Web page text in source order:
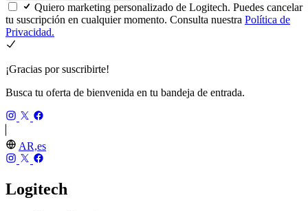
Quiero marketing personalizado de Logitech. Puedes cancelar
tu suscripción en cualquier momento. Consulta nuestra Política de
Privacidad.
¡Gracias por suscribirte!
Busca tu oferta de bienvenida en tu bandeja de entrada.
AR,es
Logitech